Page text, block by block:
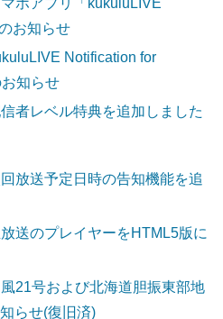
お知らせ
Notification for
知らせ
者レベル特典を追加しました
放送予定日時の告知機能を追
送のプレイヤーをHTML5版に
21号および北海道胆振東部地
らせ(復旧済)